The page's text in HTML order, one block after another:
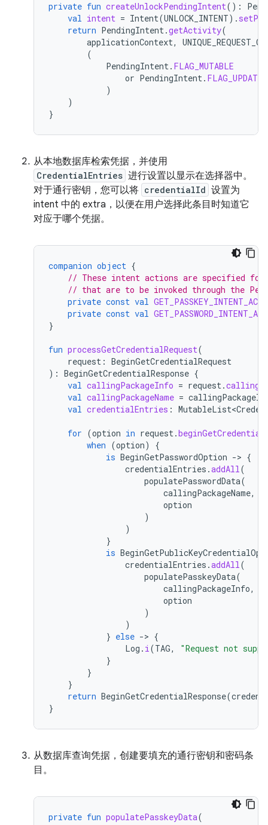
private fun createUnlockPendingIntent():
val intent = Intent(UNLOCK_INTENT).
return PendingIntent.getActivity(
applicationContext,
(
PendingIntent. FLAG_MUTABLE
or PendingIntent.
)
)
}
从本地数据库检索凭据，并使用
CredentialEntries 进行设置以显示在选择器中。
对于通行密钥，您可以将 credentialId 设置为
intent 中的 extra，以便在用户选择此条目时知道它
对应于哪个凭据。
companion object {
// These intent actions are specified for
// that are to be invoked through the
private const val
private const val
}
fun processGetCredentialRequest(
request : BeginGetCredentialRequest
): BeginGetCredentialResponse {
val callingPackageInfo = request.
val callingPackageName =
val credentialEntries :
for (option in request.
when (option)
{
is BeginGetPasswordOption -> {
credentialEntries .addAll(
populatePasswordData(
callingPackageName,
option
)
)
}
is
credentialEntries .addAll(
populatePasskeyData(
callingPackageInfo,
option
)
)
} else -> {
Log . i(TAG,
"Request not
}
}
}
return BeginGetCredentialResponse(
}
从数据库查询凭据，创建要填充的通行密钥和密码条
目。
private fun populatePasskeyData(